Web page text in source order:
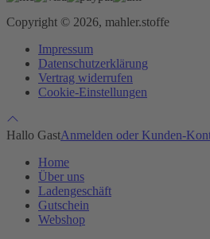
Copyright © 2026, mahler.stoffe
Impressum
Datenschutzerklärung
Vertrag widerrufen
Cookie-Einstellungen
Hallo GastAnmelden oder Kunden-
Home
Über uns
Ladengeschäft
Gutschein
Webshop